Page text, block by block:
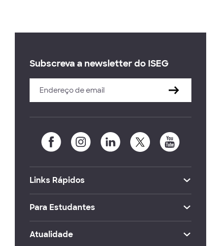
Subscreva a newsletter do ISEG
Links Rápidos
Para Estudantes
Atualidade